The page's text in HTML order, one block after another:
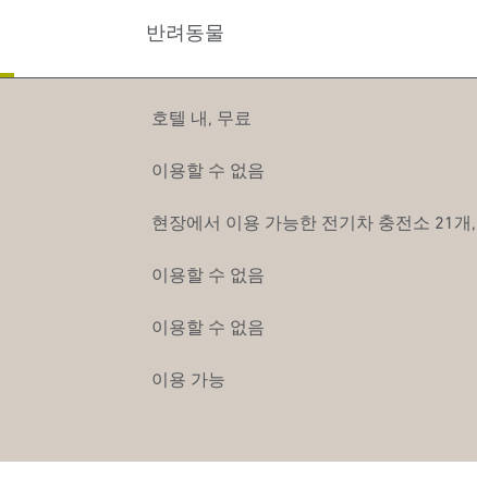
반려동물
호텔 내, 무료
이용할 수 없음
현장에서 이용 가능한 전기차 충전소 21
이용할 수 없음
이용할 수 없음
이용 가능